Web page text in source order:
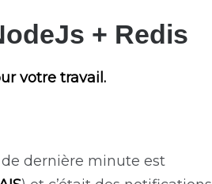
+ Redis
votre travail.
dernière minute est